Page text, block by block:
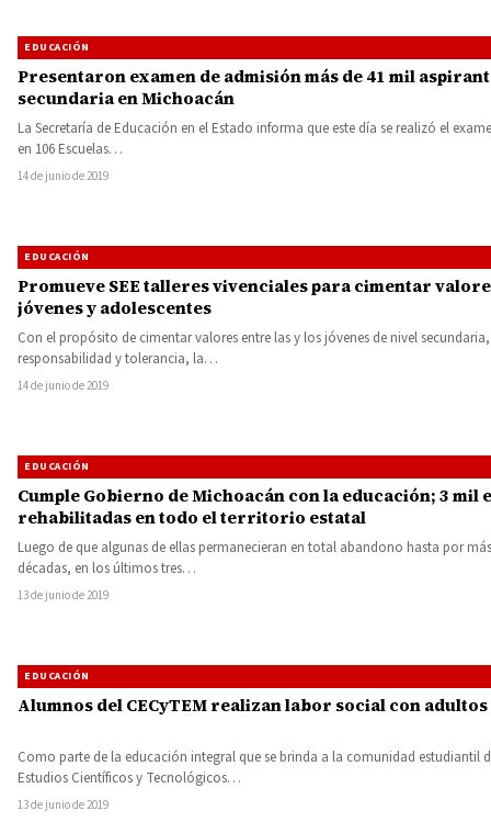
EDUCACIÓN
Presentaron examen de admisión más de 41 mil
secundaria en Michoacán
La Secretaría de Educación en el Estado informa que este día se realizó el
en 106 Escuelas…
14 de junio de 2019
EDUCACIÓN
Promueve SEE talleres vivenciales para cimentar
jóvenes y adolescentes
Con el propósito de cimentar valores entre las y los jóvenes de nivel
responsabilidad y tolerancia, la…
14 de junio de 2019
EDUCACIÓN
Cumple Gobierno de Michoacán con la educación; 3 mil
rehabilitadas en todo el territorio estatal
Luego de que algunas de ellas permanecieran en total abandono hasta por
décadas, en los últimos tres…
13 de junio de 2019
EDUCACIÓN
Alumnos del CECyTEM realizan labor social con
Como parte de la educación integral que se brinda a la comunidad estudiantil
Estudios Científicos y Tecnológicos…
13 de junio de 2019